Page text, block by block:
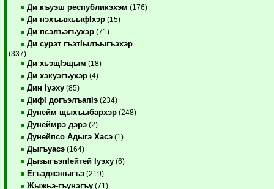
Ди къуэш республикэхэм (176)
Ди нэхъыжьыфIхэр (15)
Ди псэлъэгъухэр (71)
Ди сурэт гъэтIылъыгъэхэр
(337)
Ди хьэщIэщым (18)
Ди хэкуэгъухэр (4)
Дин Iуэху (85)
ДифI догъэлъапIэ (234)
Дунейм щыхъыбархэр (248)
Дунеймрэ дэрэ (2)
Дунейпсо Адыгэ Хасэ (1)
Дыгъуасэ (164)
ДызыгъэпIейтей Iуэху (6)
Егъэджэныгъэ (219)
Жыжьэ-гъунэгъу (71)